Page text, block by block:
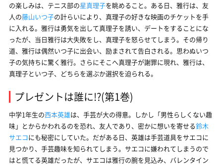
の楽しみは、テニス部の星真理子を眺めること。ある日、雅行は、友
人の藤山いつ子の計らいにより、真理子の好きな映画のチケットを手
に入れる。雅行は勇気を出して真理子を誘い、デートをすることにな
ったが、当日雅行は大失敗をし、真理子を怒らせてしまう。その帰り
道、雅行は偶然いつ子に出会い、励まされて告白される。思わぬいつ
子の気持ちに驚く雅行。さらにそこへ真理子が謝罪に現れ、雅行は、
真理子といつ子、どちらを選ぶか選択を迫られる。
プレゼントは誰に!?(第1巻)
中学1年生の西本英雄は、手芸が大の得意。しかし「男性らしくない趣
味」とからかわれるのを恐れ、友人であり、密かに想いを寄せる鈴木
サエコにも秘密にしていた。だがある日、英雄は手芸道具をサエコに
見つかり、手芸趣味を知られてしまう。サエコに嫌われてしまうので
はと慌てる英雄だったが、サエコは雅行の腕を見込み、バレンタイン